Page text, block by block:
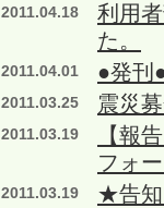
2011.04.18
利用
た。
2011.04.01 ●発刊
2011.03.25 震災
2011.03.19
【報
フォ
2011.03.19
★告知